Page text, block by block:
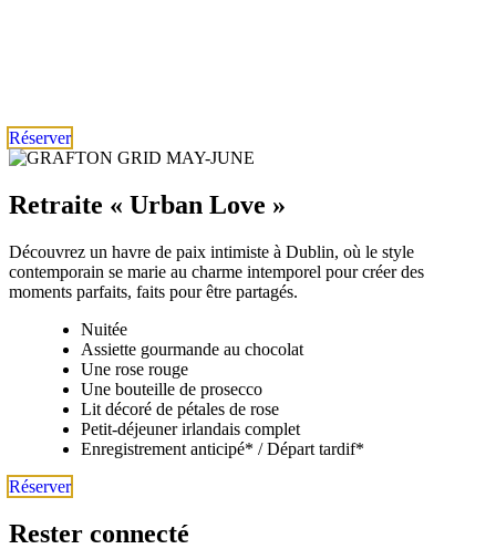
Réserver
Retraite « Urban Love »
Découvrez un havre de paix intimiste à Dublin, où le style
contemporain se marie au charme intemporel pour créer des
moments parfaits, faits pour être partagés.
Nuitée
Assiette gourmande au chocolat
Une rose rouge
Une bouteille de prosecco
Lit décoré de pétales de rose
Petit-déjeuner irlandais complet
Enregistrement anticipé* / Départ tardif*
Réserver
Rester connecté